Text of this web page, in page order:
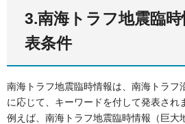
3.南海トラフ地震臨
表条件
南海トラフ地震臨時情報は、南海トラフ
に応じて、キーワードを付して発表され
例えば、南海トラフ地震臨時情報（巨大